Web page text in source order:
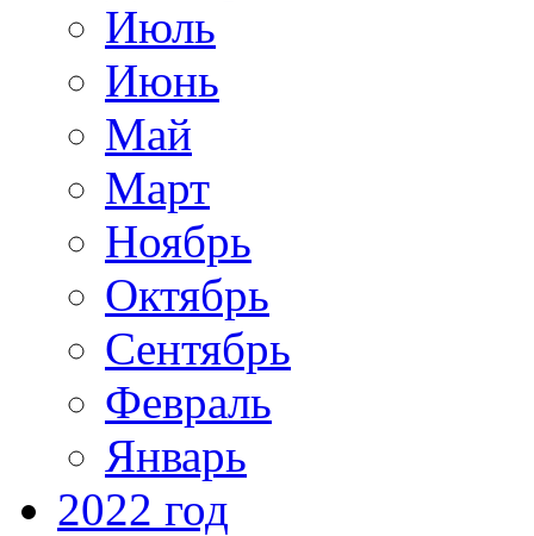
Июль
Июнь
Май
Март
Ноябрь
Октябрь
Сентябрь
Февраль
Январь
2022 год